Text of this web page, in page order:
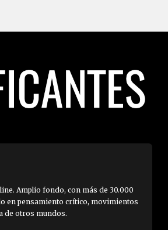
Amplio fondo, con más de 30.000
en pensamiento crítico, movimientos
de otros mundos.